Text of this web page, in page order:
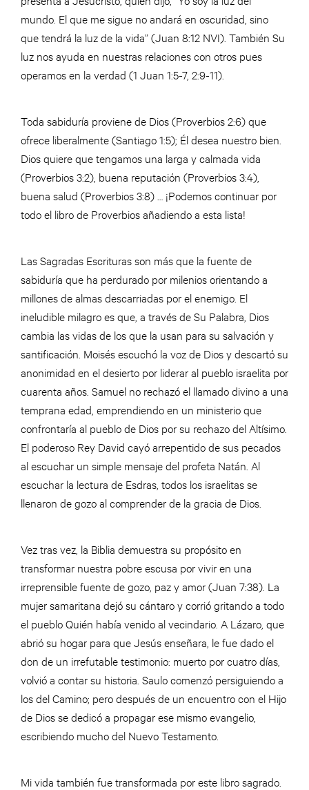
mundo. El que me sigue no andará en oscuridad, sino
que tendrá la luz de la vida” (Juan 8:12 NVI). También Su
luz nos ayuda en nuestras relaciones con otros pues
operamos en la verdad (1 Juan 1:5-7, 2:9-11).
Toda sabiduría proviene de Dios (Proverbios 2:6) que
ofrece liberalmente (Santiago 1:5); Él desea nuestro bien.
Dios quiere que tengamos una larga y calmada vida
(Proverbios 3:2), buena reputación (Proverbios 3:4),
buena salud (Proverbios 3:8) … ¡Podemos continuar por
todo el libro de Proverbios añadiendo a esta lista!
Las Sagradas Escrituras son más que la fuente de
sabiduría que ha perdurado por milenios orientando a
millones de almas descarriadas por el enemigo. El
ineludible milagro es que, a través de Su Palabra, Dios
cambia las vidas de los que la usan para su salvación y
santificación. Moisés escuchó la voz de Dios y descartó su
anonimidad en el desierto por liderar al pueblo israelita por
cuarenta años. Samuel no rechazó el llamado divino a una
temprana edad, emprendiendo en un ministerio que
confrontaría al pueblo de Dios por su rechazo del Altísimo.
El poderoso Rey David cayó arrepentido de sus pecados
al escuchar un simple mensaje del profeta Natán. Al
escuchar la lectura de Esdras, todos los israelitas se
llenaron de gozo al comprender de la gracia de Dios.
Vez tras vez, la Biblia demuestra su propósito en
transformar nuestra pobre escusa por vivir en una
irreprensible fuente de gozo, paz y amor (Juan 7:38). La
mujer samaritana dejó su cántaro y corrió gritando a todo
el pueblo Quién había venido al vecindario. A Lázaro, que
abrió su hogar para que Jesús enseñara, le fue dado el
don de un irrefutable testimonio: muerto por cuatro días,
volvió a contar su historia. Saulo comenzó persiguiendo a
los del Camino; pero después de un encuentro con el Hijo
de Dios se dedicó a propagar ese mismo evangelio,
escribiendo mucho del Nuevo Testamento.
Mi vida también fue transformada por este libro sagrado.